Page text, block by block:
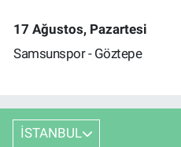
17 Ağustos, Pazartesi
Samsunspor - Göztepe
İSTANBUL